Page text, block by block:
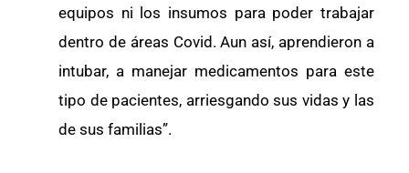
equipos ni los insumos para poder trabajar
dentro de áreas Covid. Aun así, aprendieron a
intubar, a manejar medicamentos para este
tipo de pacientes, arriesgando sus vidas y las
de sus familias”.